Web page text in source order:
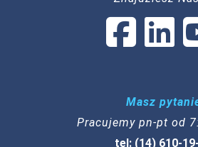
Masz
Pracujemy pn-pt od
tel: (14) 610-